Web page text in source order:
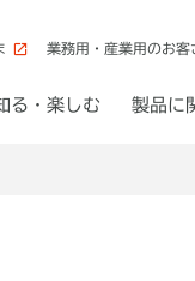
業務用・産業用のお客
る・楽しむ 製品に